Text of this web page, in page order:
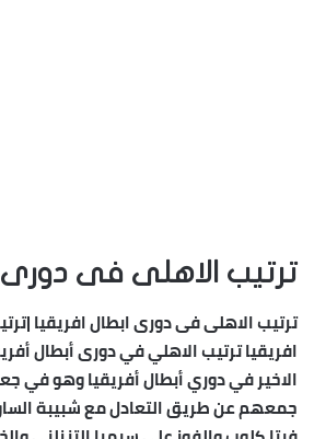
ترتيب الاهلى فى دورى
ترتيب الاهلى فى دورى ابطال افريقيا
افريقيا ترتيب الاهلي في دورى أبطال
جمعهم عن طريق التعادل مع شبيبة